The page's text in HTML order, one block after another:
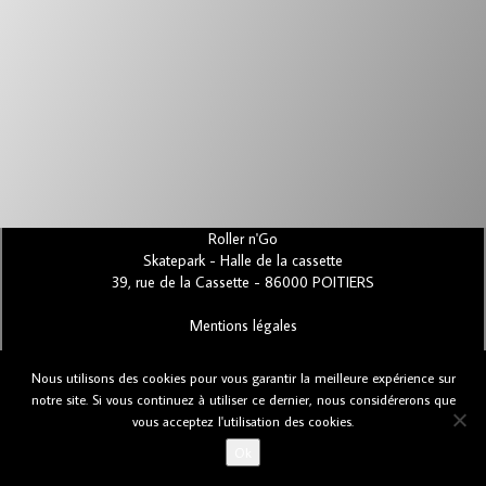
Roller n'Go
Skatepark - Halle de la cassette
39, rue de la Cassette - 86000 POITIERS
Mentions légales
Bugs et suggestions
Nous utilisons des cookies pour vous garantir la meilleure expérience sur
notre site. Si vous continuez à utiliser ce dernier, nous considérerons que
vous acceptez l'utilisation des cookies.